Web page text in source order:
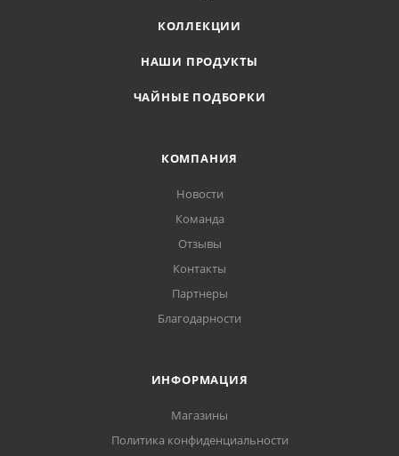
КОЛЛЕКЦИИ
НАШИ ПРОДУКТЫ
ЧАЙНЫЕ ПОДБОРКИ
КОМПАНИЯ
Новости
Команда
Отзывы
Контакты
Партнеры
Благодарности
ИНФОРМАЦИЯ
Магазины
Политика конфиденциальности